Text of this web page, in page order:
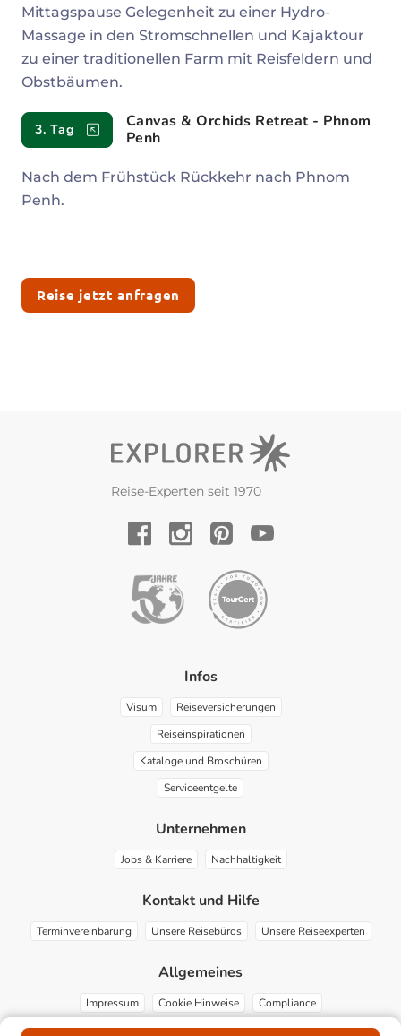
Mittagspause Gelegenheit zu einer Hydro-
Massage in den Stromschnellen und Kajaktour
zu einer traditionellen Farm mit Reisfeldern und
Obstbäumen.
3. Tag
Canvas & Orchids Retreat - Phnom
Penh
Nach dem Frühstück Rückkehr nach Phnom
Penh.
Reise jetzt anfragen
Reise-Experten seit 1970
Infos
Visum
Reiseversicherungen
Reiseinspirationen
Kataloge und Broschüren
Serviceentgelte
Unternehmen
Jobs & Karriere Nachhaltigkeit
Kontakt und Hilfe
Terminvereinbarung Unsere Reisebüros Unsere Reiseexperten
Allgemeines
Impressum Cookie Hinweise Compliance